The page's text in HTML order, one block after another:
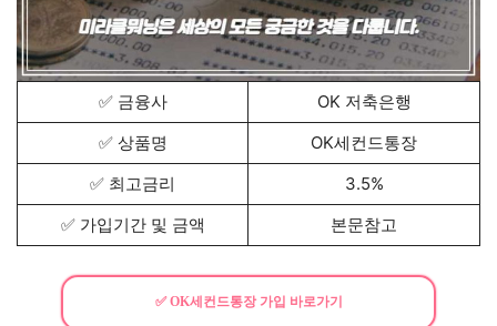
✅ 금융사
OK 저축은행
✅ 상품명
OK세컨드통장
✅ 최고금리
3.5%
✅ 가입기간 및 금액
본문참고
✅ OK세컨드통장 가입 바로가기